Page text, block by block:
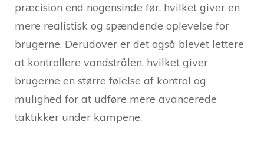
præcision end nogensinde før, hvilket giver en
mere realistisk og spændende oplevelse for
brugerne. Derudover er det også blevet lettere
at kontrollere vandstrålen, hvilket giver
brugerne en større følelse af kontrol og
mulighed for at udføre mere avancerede
taktikker under kampene.